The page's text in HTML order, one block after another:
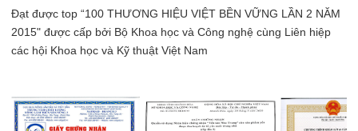
Đạt được top “100 THƯƠNG HIỆU VIỆT BỀN VỮNG LẦN 2 NĂM
2015" được cấp bởi Bộ Khoa học và Công nghệ cùng Liên hiệp
các hội Khoa học và Kỹ thuật Việt Nam